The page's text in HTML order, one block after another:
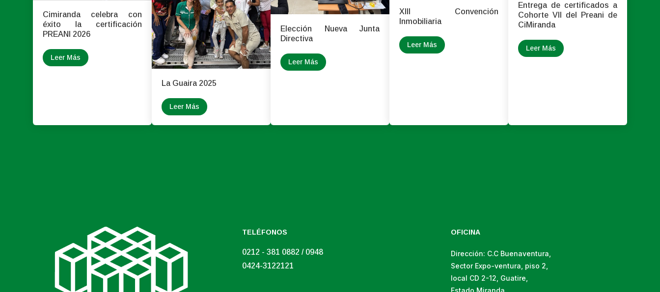
Cimiranda celebra con
éxito la certificación
PREANI 2026
Leer Más
La Guaira 2025
Leer Más
Elección Nueva Junta
Directiva
Leer Más
XIII Convención
Inmobiliaria
Leer Más
Entrega de certificados a
Cohorte VII del Preani de
CiMiranda
Leer Más
TELÉFONOS
0212 - 381 0882 / 0948
0424-3122121
OFICINA
Dirección: C.C Buenaventura,
Sector Expo-ventura, piso 2,
local CD 2-12, Guatire,
Estado Miranda.